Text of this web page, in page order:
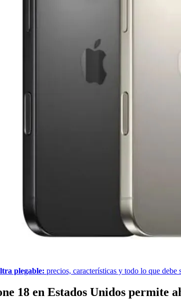
plegable: precios, características y todo lo que debe
18 en Estados Unidos permite